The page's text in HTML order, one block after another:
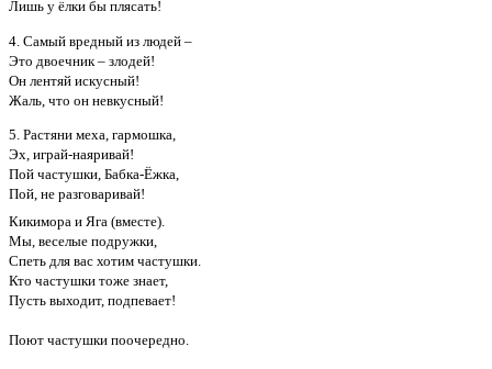
Лишь у ёлки бы плясать!
4. Самый вредный из людей –
Это двоечник – злодей!
Он лентяй искусный!
Жаль, что он невкусный!
5. Растяни меха, гармошка,
Эх, играй-наяривай!
Пой частушки, Бабка-Ёжка,
Пой, не разговаривай!
Кикимора и Яга (вместе).
Мы, веселые подружки,
Спеть для вас хотим частушки.
Кто частушки тоже знает,
Пусть выходит, подпевает!
Поют частушки поочередно.